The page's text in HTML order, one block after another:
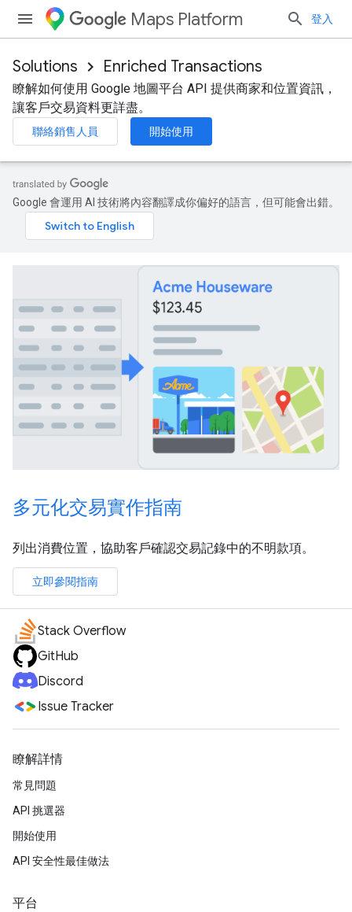
Maps Platform 登入
Solutions Enriched Transactions
瞭解如何使用 Google 地圖平台 API 提供商家和位置資訊，
讓客戶交易資料更詳盡。
聯絡銷售人員 開始使用
Google 會運用 AI 技術將內容翻譯成你偏好的語言，但可能會出錯。
多元化交易實作指南
列出消費位置，協助客戶確認交易記錄中的不明款項。
立即參閱指南
Stack Overflow
GitHub
Discord
Issue Tracker
瞭解詳情
常見問題
API 挑選器
開始使用
API 安全性最佳做法
平台